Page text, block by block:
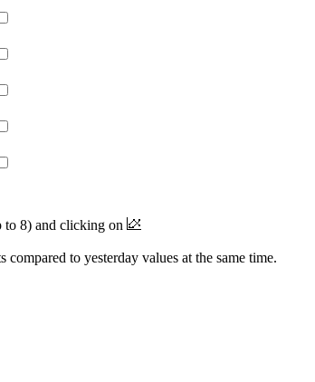
to 8) and clicking on
to yesterday values at the same time.